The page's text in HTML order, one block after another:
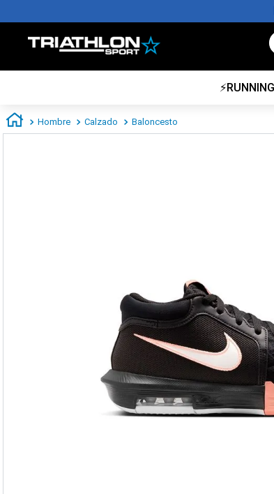
Hombre Calzado Baloncesto
TÉRMINOS MÁS BUSCADOS
2.
zapatillas nike